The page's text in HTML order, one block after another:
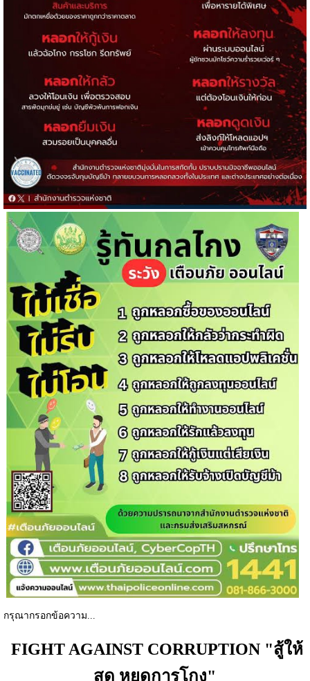
กรุณากรอกข้อความ...
FIGHT AGAINST CORRUPTION "สู้ให้
สุด หยุดการโกง"